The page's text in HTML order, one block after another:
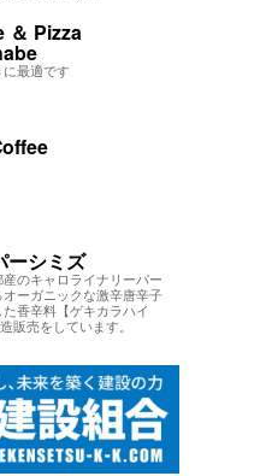
＆ Pizza
最適です
ーシミズ
のキャロライナリーパー
オーガニックな激辛唐辛子
た香辛料【ゲキカラハイ
販売をしています。